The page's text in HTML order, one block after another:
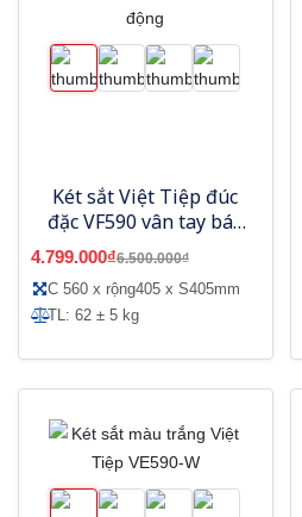
Két sắt Việt Tiệp đúc
đặc VF590 vân tay báo
động
4.799.000₫6.500.000₫
C 560 x rộng405 x S405mm
TL: 62 ± 5 kg